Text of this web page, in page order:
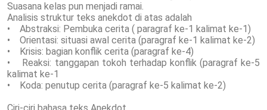
Suasana kelas pun menjadi ramai.
Analisis struktur teks anekdot di atas adalah
• Abstraksi: Pembuka cerita ( paragraf ke-1 kalimat ke-1)
• Orientasi: situasi awal cerita (paragraf ke-1 kalimat ke-2)
• Krisis: bagian konflik cerita (paragraf ke-4)
• Reaksi: tanggapan tokoh terhadap konflik (paragraf ke-5
kalimat ke-1
• Koda: penutup cerita (paragraf ke-5 kalimat ke-2)